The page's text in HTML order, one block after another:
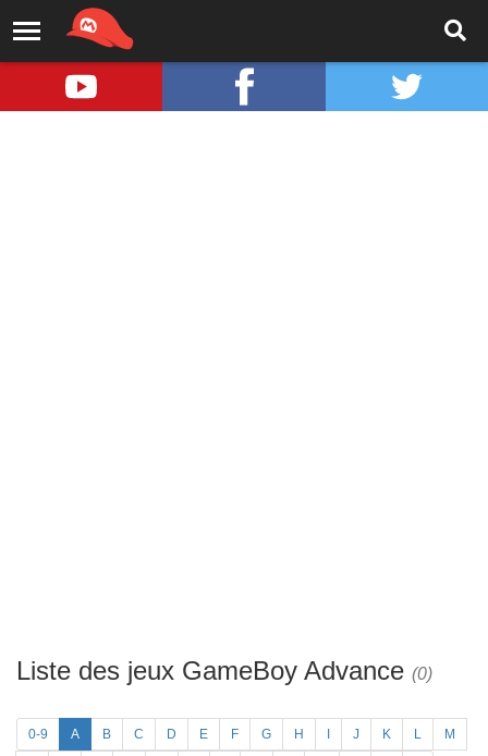
Liste des jeux GameBoy Advance (0)
0-9 A B C D E F G H J K L M